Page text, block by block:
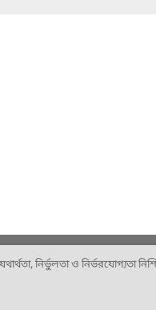
নির্ভুলতা ও নির্ভরযোগ্যতা